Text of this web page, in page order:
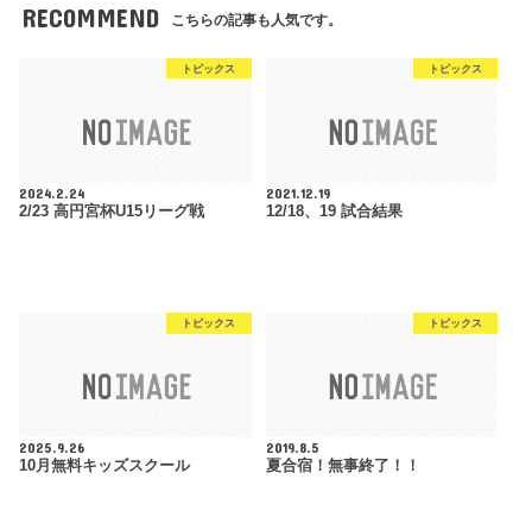
RECOMMEND こちらの記事も人気です。
トピックス
2024.2.24
2/23 高円宮杯U15リーグ戦
トピックス
2021.12.19
12/18、19 試合結果
トピックス
2025.9.26
10月無料キッズスクール
トピックス
2019.8.5
夏合宿！無事終了！！